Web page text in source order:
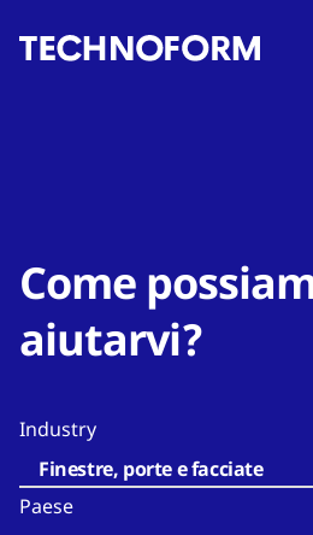
Come
aiutarvi?
Industry
Finestre, porte e facciate
Paese